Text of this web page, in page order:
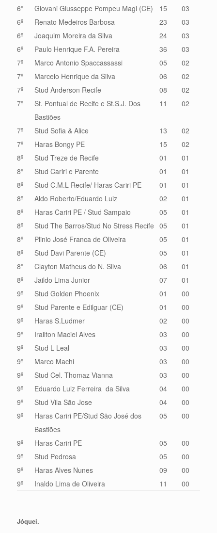
6º
Giovani Giusseppe Pompeu Magi (CE) 15
03
6º
Renato Medeiros Barbosa 23
03
6º
Joaquim Moreira da Silva 24
03
6º
Paulo Henrique F.A. Pereira 36
03
7º
Marco Antonio Spaccassassi 05
02
7º
Marcelo Henrique da Silva 06
02
7º
Stud Anderson Recife 08
02
7º
St. Pontual de Recife e St.S.J. Dos
Bastiões
11 02
7º Stud Sofia & Alice 13
02
7º
Haras Bongy PE 15
02
8º
Stud Treze de Recife 01
01
8º
Stud Cariri e Parente 01
01
8º
Stud C.M.L Recife/ Haras Cariri PE 01
01
8º
Aldo Roberto/Eduardo Luiz 02
01
8º
Haras Cariri PE / Stud Sampaio 05
01
8º
Stud The Barros/Stud No Stress Recife 05
01
8º
Plinio José Franca de Oliveira 05
01
8º
Stud Davi Parente (CE) 05
01
8º
Clayton Matheus do N. Silva 06
01
8º
Jaildo Lima Junior 07
01
9º
Stud Golden Phoenix 01
00
9º
Stud Parente e Edilguar (CE) 01
00
9º
Haras S.Ludmer 02
00
9º
Irailton Maciel Alves 03
00
9º
Stud L Leal 03
00
9º
Marco Machi 03
00
9º
Stud Cel. Thomaz Vianna 03
00
9º
Eduardo Luiz Ferreira da Silva 04
00
9º
Stud Vila São Jose 04
00
9º
Haras Cariri PE/Stud São José dos
Bastiões
05 00
9º Haras Cariri PE 05
00
9º
Stud Pedrosa 05
00
9º
Haras Alves Nunes 09
00
9º
Inaldo Lima de Oliveira 11 00
Jóquei.